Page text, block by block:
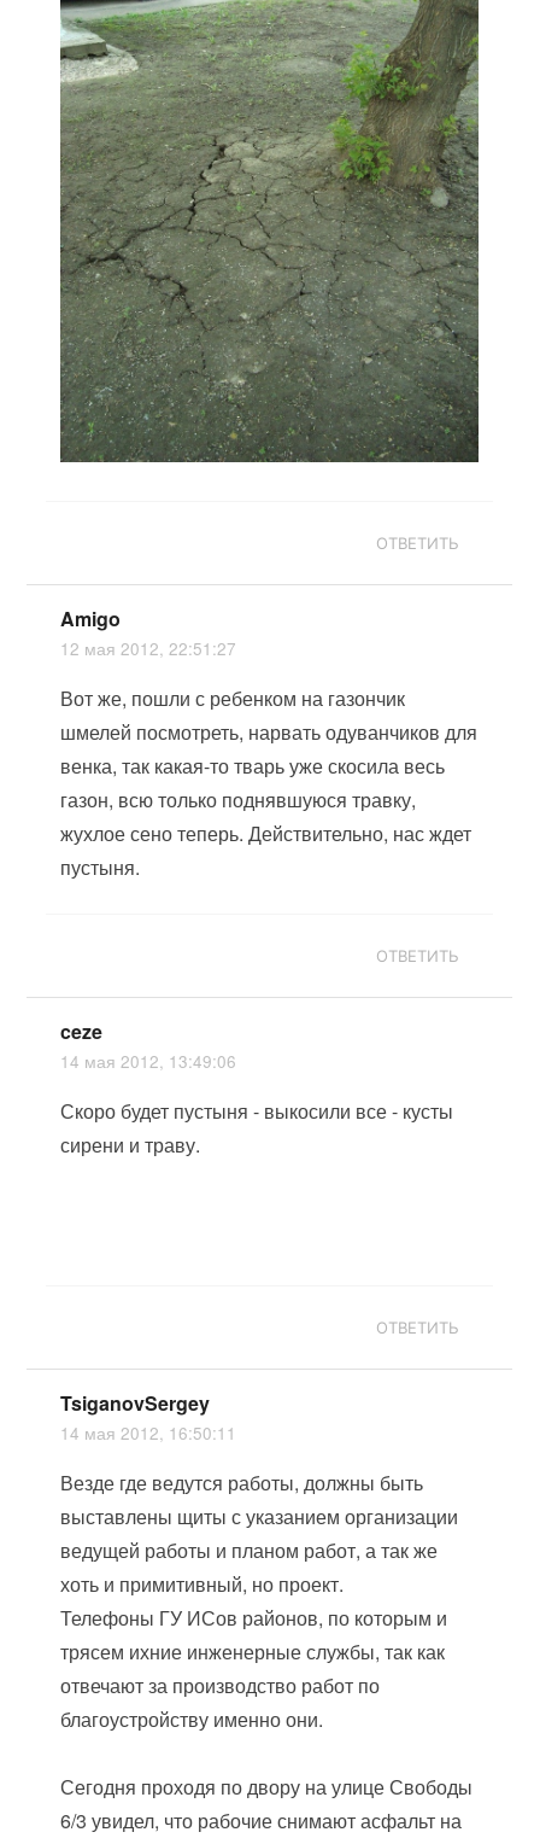
ОТВЕТИТЬ
Amigo
12 мая 2012, 22:51:27
Вот же, пошли с ребенком на газончик
шмелей посмотреть, нарвать одуванчиков для
венка, так какая-то тварь уже скосила весь
газон, всю только поднявшуюся травку,
жухлое сено теперь. Действительно, нас ждет
пустыня.
ОТВЕТИТЬ
ceze
14 мая 2012, 13:49:06
Скоро будет пустыня - выкосили все - кусты
сирени и траву.
ОТВЕТИТЬ
TsiganovSergey
14 мая 2012, 16:50:11
Везде где ведутся работы, должны быть
выставлены щиты с указанием организации
ведущей работы и планом работ, а так же
хоть и примитивный, но проект.
Телефоны ГУ ИСов районов, по которым и
трясем ихние инженерные службы, так как
отвечают за производство работ по
благоустройству именно они.
Сегодня проходя по двору на улице Свободы
6/3 увидел, что рабочие снимают асфальт на